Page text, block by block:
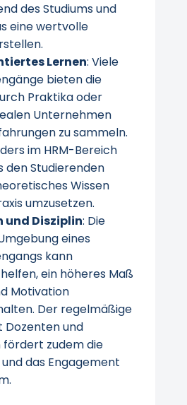
des Studiums und
eine wertvolle
Lernen: Viele
bieten die
Praktika oder
Unternehmen
zu sammeln.
im HRM-Bereich
den Studierenden
Wissen
umzusetzen.
Disziplin: Die
eines
kann
ein höheres Maß
Motivation
Der regelmäßige
Dozenten und
fördert zudem die
das Engagement